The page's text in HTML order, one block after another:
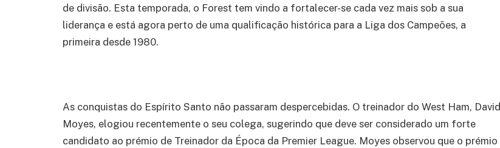
de divisão. Esta temporada, o Forest tem vindo a fortalecer-se cada vez mais sob a sua
liderança e está agora perto de uma qualificação histórica para a Liga dos Campeões, a
primeira desde 1980.
As conquistas do Espírito Santo não passaram despercebidas. O treinador do West Ham, David
Moyes, elogiou recentemente o seu colega, sugerindo que deve ser considerado um forte
candidato ao prémio de Treinador da Época da Premier League. Moyes observou que o prémio